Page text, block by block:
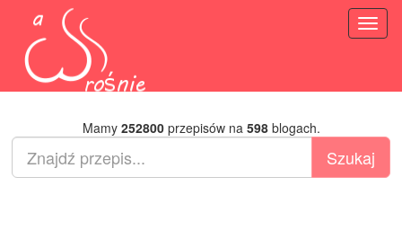
Mamy 252800przepisów na 598blogach.